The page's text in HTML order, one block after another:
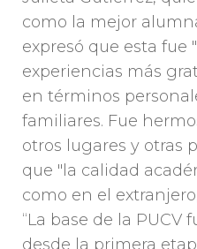
como la mejor
expresó que esta fue
experiencias más
en términos
familiares. Fue
otros lugares y otras
que "la calidad
como en el
“La base de la PUCV
desde la primera